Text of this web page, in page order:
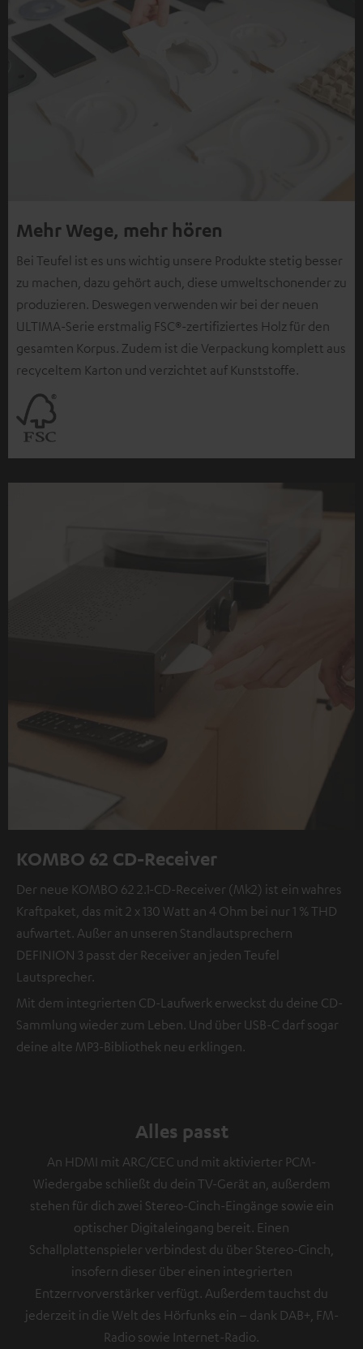
Mehr Wege, mehr hören
Bei Teufel ist es uns wichtig unsere Produkte stetig besser
zu machen, dazu gehört auch, diese umweltschonender zu
produzieren. Deswegen verwenden wir bei der neuen
ULTIMA-Serie erstmalig FSC®-zertifiziertes Holz für den
gesamten Korpus. Zudem ist die Verpackung komplett aus
recyceltem Karton und verzichtet auf Kunststoffe.
KOMBO 62 CD-Receiver
Der neue KOMBO 62 2.1-CD-Receiver (Mk2) ist ein wahres
Kraftpaket, das mit 2 x 130 Watt an 4 Ohm bei nur 1 % THD
aufwartet. Außer an unseren Standlautsprechern
DEFINION 3 passt der Receiver an jeden Teufel
Lautsprecher.
Mit dem integrierten CD-Laufwerk erweckst du deine CD-
Sammlung wieder zum Leben. Und über USB-C darf sogar
deine alte MP3-Bibliothek neu erklingen.
Alles passt
An HDMI mit ARC/CEC und mit aktivierter PCM-
Wiedergabe schließt du dein TV-Gerät an, außerdem
stehen für dich zwei Stereo-Cinch-Eingänge sowie ein
optischer Digitaleingang bereit. Einen
Schallplattenspieler verbindest du über Stereo-Cinch,
insofern dieser über einen integrierten
Entzerrvorverstärker verfügt. Außerdem tauchst du
jederzeit in die Welt des Hörfunks ein – dank DAB+, FM-
Radio sowie Internet-Radio.